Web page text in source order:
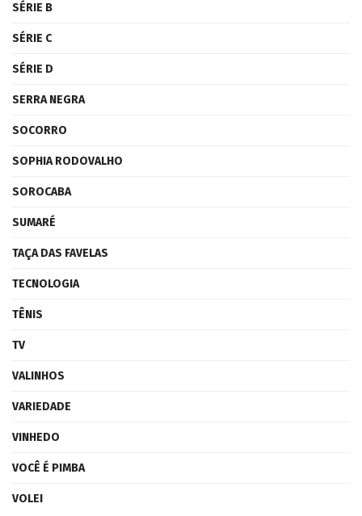
SÉRIE B
SÉRIE C
SÉRIE D
SERRA NEGRA
SOCORRO
SOPHIA RODOVALHO
SOROCABA
SUMARÉ
TAÇA DAS FAVELAS
TECNOLOGIA
TÊNIS
TV
VALINHOS
VARIEDADE
VINHEDO
VOCÊ É PIMBA
VOLEI